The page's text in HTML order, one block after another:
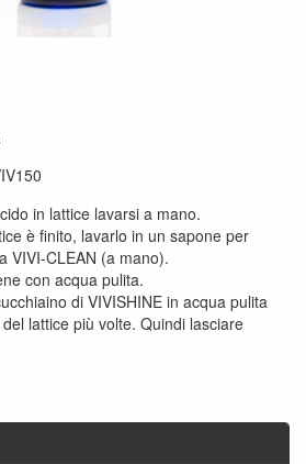
in lattice lavarsi a mano.
è finito, lavarlo in un sapone per
VIVI-CLEAN (a mano).
con acqua pulita.
di VIVISHINE in acqua pulita
lattice più volte. Quindi lasciare